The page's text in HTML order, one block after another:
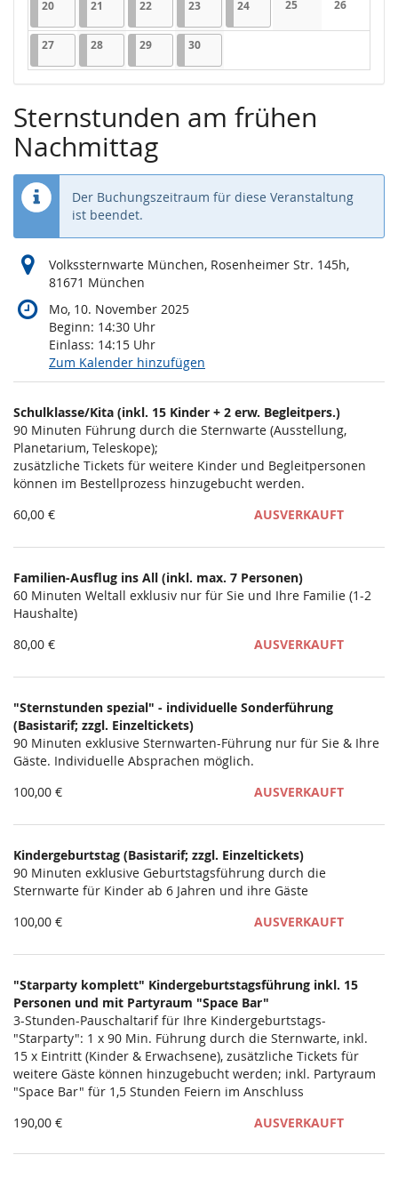
2020.04.2026
1 Veranstaltung
21 21.04.2026
1 Veranstaltung
2222.04.2026
1 Veranstaltung
2323.04.2026
1 Veranstaltung
2424.04.2026
1 Veranstaltung
25
Keine
26
Keine
2727.04.2026
1 Veranstaltung
2828.04.2026
1 Veranstaltung
2929.04.2026
1 Veranstaltung
3030.04.2026
1 Veranstaltung
Sternstunden am frühen
Nachmittag
Der Buchungszeitraum für diese Veranstaltung
ist beendet.
Volkssternwarte München, Rosenheimer Str. 145h,
81671 München
Mo, 10. November 2025
Beginn: 14:30 Uhr
Einlass: 14:15 Uhr
Zum Kalender hinzufügen
Produkte
Unkategorisierte
Produkte
Schulklasse/Kita (inkl. 15 Kinder + 2 erw. Begleitpers.)
90 Minuten Führung durch die Sternwarte (Ausstellung,
Planetarium, Teleskope);
zusätzliche Tickets für weitere Kinder und Begleitpersonen
können im Bestellprozess hinzugebucht werden.
60,00 €
AUSVERKAUFT
Familien-Ausflug ins All (inkl. max. 7 Personen)
60 Minuten Weltall exklusiv nur für Sie und Ihre Familie (1-2
Haushalte)
80,00 €
AUSVERKAUFT
"Sternstunden spezial" - individuelle Sonderführung
(Basistarif; zzgl. Einzeltickets)
90 Minuten exklusive Sternwarten-Führung nur für Sie & Ihre
Gäste. Individuelle Absprachen möglich.
100,00 €
AUSVERKAUFT
Kindergeburtstag (Basistarif; zzgl. Einzeltickets)
90 Minuten exklusive Geburtstagsführung durch die
Sternwarte für Kinder ab 6 Jahren und ihre Gäste
100,00 €
AUSVERKAUFT
"Starparty komplett" Kindergeburtstagsführung inkl. 15
Personen und mit Partyraum "Space Bar"
3-Stunden-Pauschaltarif für Ihre Kindergeburtstags-
"Starparty": 1 x 90 Min. Führung durch die Sternwarte, inkl.
15 x Eintritt (Kinder & Erwachsene), zusätzliche Tickets für
weitere Gäste können hinzugebucht werden; inkl. Partyraum
"Space Bar" für 1,5 Stunden Feiern im Anschluss
190,00 €
AUSVERKAUFT